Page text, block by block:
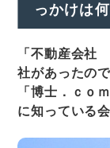
っかけは
「不動産会社
社があったの
「博士．ｃｏ
に知っている